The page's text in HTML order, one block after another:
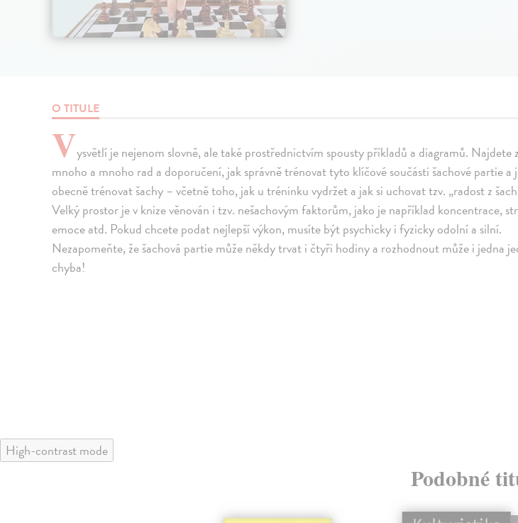
O TITULE
Vysvětlí je nejenom slovně, ale také prostřednictvím spousty příkladů a diagramů. Najdete
mnoho a mnoho rad a doporučení, jak správně trénovat tyto klíčové součásti šachové partie a
obecně trénovat šachy – včetně toho, jak u tréninku vydržet a jak si uchovat tzv. „radost z
Velký prostor je v knize věnován i tzv. nešachovým faktorům, jako je například koncentrace,
emoce atd. Pokud chcete podat nejlepší výkon, musíte být psychicky i fyzicky odolní a silní.
Nezapomeňte, že šachová partie může někdy trvat i čtyři hodiny a rozhodnout může i jedna
chyba!
High-contrast mode
Podobné